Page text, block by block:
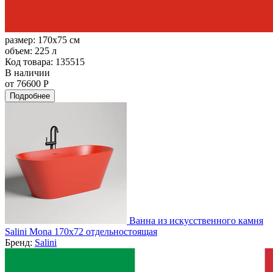
размер: 170x75 см
объем: 225 л
Код товара: 135515
В наличии
от 76600 Р
Подробнее
Ванна из искусственного камня
Salini Mona 170x72 отдельностоящая
Бренд: Salini